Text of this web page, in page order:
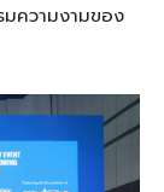
มความงามของ